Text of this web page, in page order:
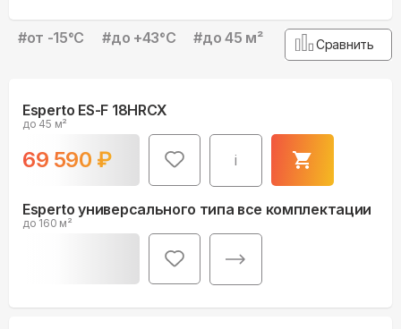
#от -15°С #до +43°С #до 45 м² Сравнить
Esperto ES-F 18HRCX
до 45 м²
69 590 ₽ i
Esperto универсального типа все комплектации
до 160 м²